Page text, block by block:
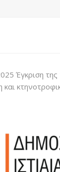
Έγκριση
και